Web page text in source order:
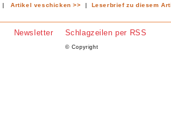
|Artikel veschicken >> | Leserbrief zu diesem
Newsletter Schlagzeilen per RSS
© Copyright